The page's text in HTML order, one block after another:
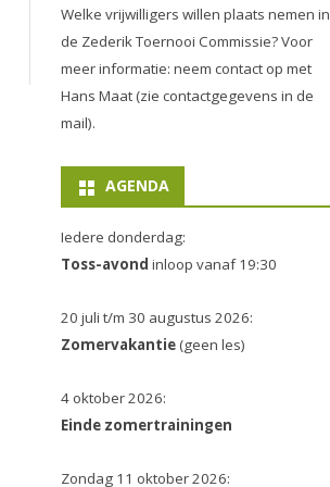
Welke vrijwilligers willen plaats nemen in
de Zederik Toernooi Commissie? Voor
meer informatie: neem contact op met
Hans Maat (zie contactgegevens in de
mail).
AGENDA
Iedere donderdag:
Toss-avond inloop vanaf 19:30
20 juli t/m 30 augustus 2026:
Zomervakantie(geen les)
4 oktober 2026:
Einde zomertrainingen
Zondag 11 oktober 2026: